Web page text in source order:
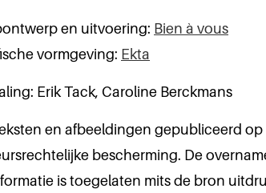
en uitvoering: Bien à vous
vormgeving: Ekta
Erik Tack, Caroline Berckmans
en afbeeldingen gepubliceerd
bescherming. De
is toegelaten mits de bron